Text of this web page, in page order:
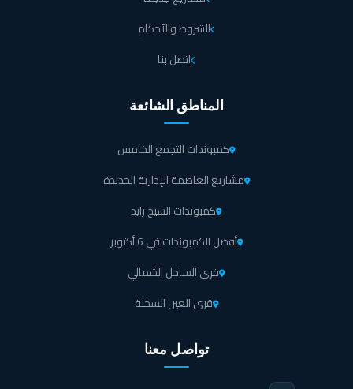
الشروط والأحكام
اتصل بنا
المناطق الشائعة
كمبوندات التجمع الخامس
مشاريع العاصمة الإدارية الجديدة
كمبوندات الشيخ زايد
أفضل الكمبوندات في 6 أكتوبر
قرى الساحل الشمالي
قرى العين السخنة
تواصل معنا